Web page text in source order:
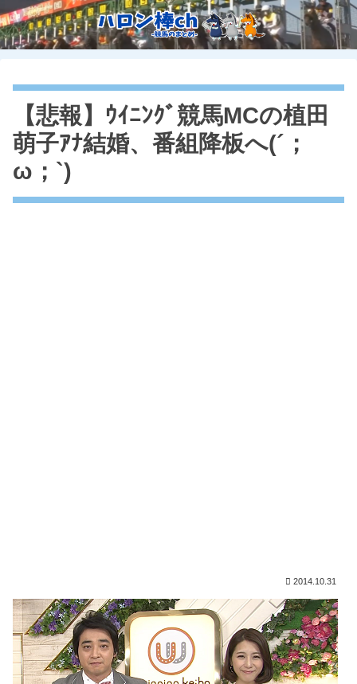
【悲報】ｳｲﾆﾝｸﾞ競馬MCの植田
萌子ｱﾅ結婚、番組降板へ(´；
ω；`)
2014.10.31